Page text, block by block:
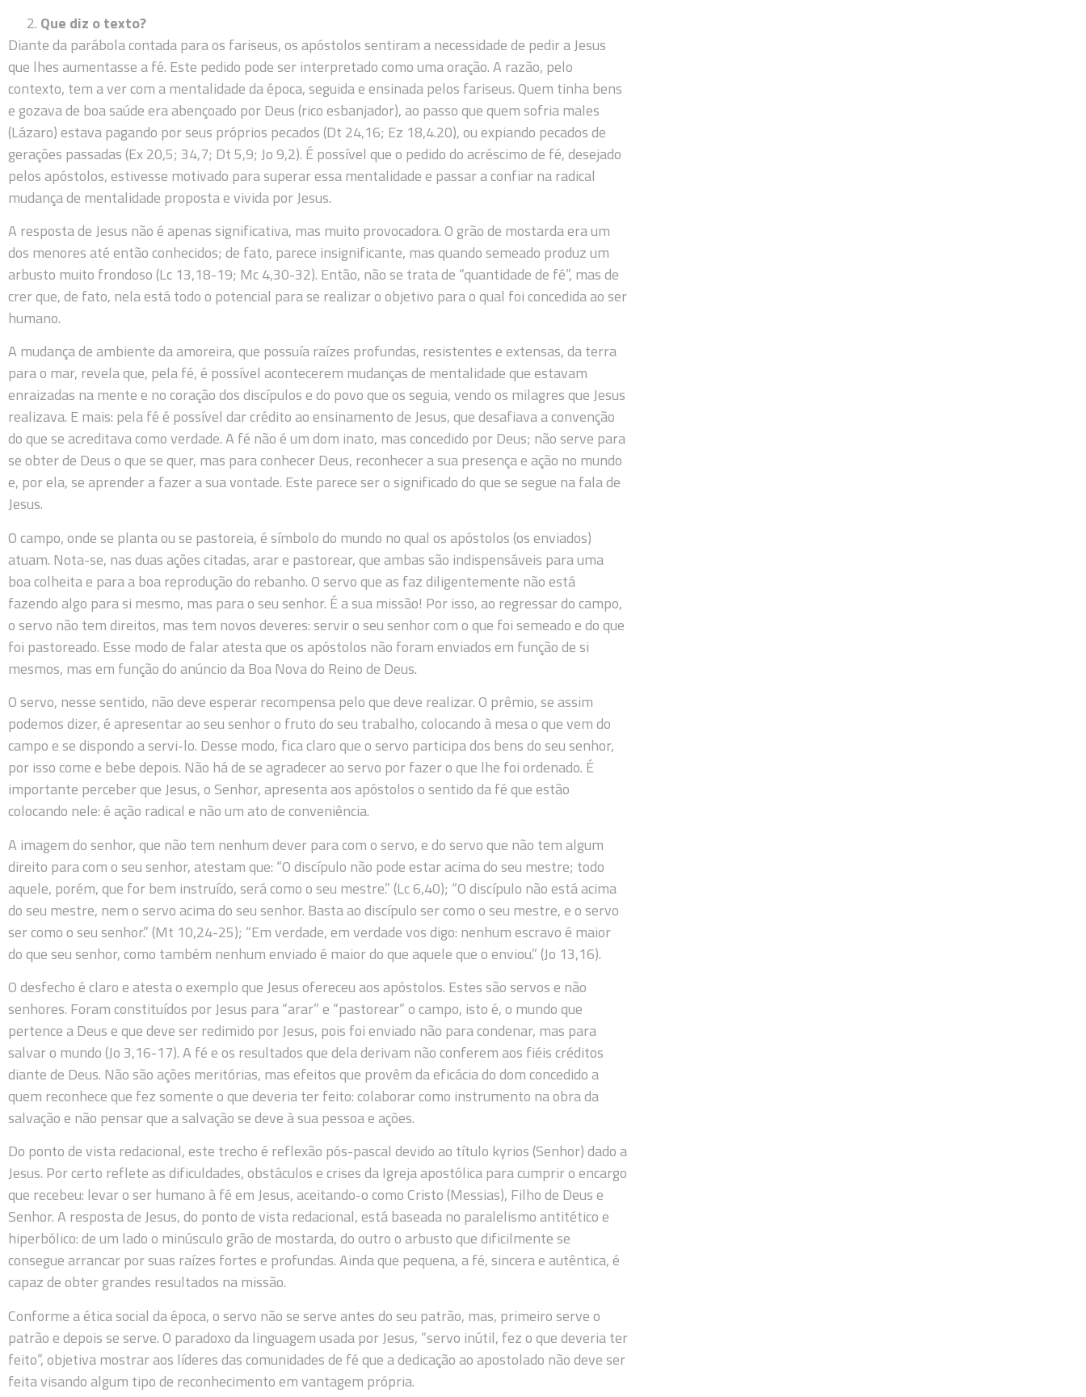
Que diz o texto?
Diante da parábola contada para os fariseus, os apóstolos sentiram a necessidade de pedir a Jesus
que lhes aumentasse a fé. Este pedido pode ser interpretado como uma oração. A razão, pelo
contexto, tem a ver com a mentalidade da época, seguida e ensinada pelos fariseus. Quem tinha bens
e gozava de boa saúde era abençoado por Deus (rico esbanjador), ao passo que quem sofria males
(Lázaro) estava pagando por seus próprios pecados (Dt 24,16; Ez 18,4.20), ou expiando pecados de
gerações passadas (Ex 20,5; 34,7; Dt 5,9; Jo 9,2). É possível que o pedido do acréscimo de fé, desejado
pelos apóstolos, estivesse motivado para superar essa mentalidade e passar a confiar na radical
mudança de mentalidade proposta e vivida por Jesus.
A resposta de Jesus não é apenas significativa, mas muito provocadora. O grão de mostarda era um
dos menores até então conhecidos; de fato, parece insignificante, mas quando semeado produz um
arbusto muito frondoso (Lc 13,18-19; Mc 4,30-32). Então, não se trata de “quantidade de fé”, mas de
crer que, de fato, nela está todo o potencial para se realizar o objetivo para o qual foi concedida ao ser
humano.
A mudança de ambiente da amoreira, que possuía raízes profundas, resistentes e extensas, da terra
para o mar, revela que, pela fé, é possível acontecerem mudanças de mentalidade que estavam
enraizadas na mente e no coração dos discípulos e do povo que os seguia, vendo os milagres que Jesus
realizava. E mais: pela fé é possível dar crédito ao ensinamento de Jesus, que desafiava a convenção
do que se acreditava como verdade. A fé não é um dom inato, mas concedido por Deus; não serve para
se obter de Deus o que se quer, mas para conhecer Deus, reconhecer a sua presença e ação no mundo
e, por ela, se aprender a fazer a sua vontade. Este parece ser o significado do que se segue na fala de
Jesus.
O campo, onde se planta ou se pastoreia, é símbolo do mundo no qual os apóstolos (os enviados)
atuam. Nota-se, nas duas ações citadas, arar e pastorear, que ambas são indispensáveis para uma
boa colheita e para a boa reprodução do rebanho. O servo que as faz diligentemente não está
fazendo algo para si mesmo, mas para o seu senhor. É a sua missão! Por isso, ao regressar do campo,
o servo não tem direitos, mas tem novos deveres: servir o seu senhor com o que foi semeado e do que
foi pastoreado. Esse modo de falar atesta que os apóstolos não foram enviados em função de si
mesmos, mas em função do anúncio da Boa Nova do Reino de Deus.
O servo, nesse sentido, não deve esperar recompensa pelo que deve realizar. O prêmio, se assim
podemos dizer, é apresentar ao seu senhor o fruto do seu trabalho, colocando à mesa o que vem do
campo e se dispondo a servi-lo. Desse modo, fica claro que o servo participa dos bens do seu senhor,
por isso come e bebe depois. Não há de se agradecer ao servo por fazer o que lhe foi ordenado. É
importante perceber que Jesus, o Senhor, apresenta aos apóstolos o sentido da fé que estão
colocando nele: é ação radical e não um ato de conveniência.
A imagem do senhor, que não tem nenhum dever para com o servo, e do servo que não tem algum
direito para com o seu senhor, atestam que: “O discípulo não pode estar acima do seu mestre; todo
aquele, porém, que for bem instruído, será como o seu mestre.” (Lc 6,40); “O discípulo não está acima
do seu mestre, nem o servo acima do seu senhor. Basta ao discípulo ser como o seu mestre, e o servo
ser como o seu senhor.” (Mt 10,24-25); “Em verdade, em verdade vos digo: nenhum escravo é maior
do que seu senhor, como também nenhum enviado é maior do que aquele que o enviou.” (Jo 13,16).
O desfecho é claro e atesta o exemplo que Jesus ofereceu aos apóstolos. Estes são servos e não
senhores. Foram constituídos por Jesus para “arar” e “pastorear” o campo, isto é, o mundo que
pertence a Deus e que deve ser redimido por Jesus, pois foi enviado não para condenar, mas para
salvar o mundo (Jo 3,16-17). A fé e os resultados que dela derivam não conferem aos fiéis créditos
diante de Deus. Não são ações meritórias, mas efeitos que provêm da eficácia do dom concedido a
quem reconhece que fez somente o que deveria ter feito: colaborar como instrumento na obra da
salvação e não pensar que a salvação se deve à sua pessoa e ações.
Do ponto de vista redacional, este trecho é reflexão pós-pascal devido ao título kyrios (Senhor) dado a
Jesus. Por certo reflete as dificuldades, obstáculos e crises da Igreja apostólica para cumprir o encargo
que recebeu: levar o ser humano à fé em Jesus, aceitando-o como Cristo (Messias), Filho de Deus e
Senhor. A resposta de Jesus, do ponto de vista redacional, está baseada no paralelismo antitético e
hiperbólico: de um lado o minúsculo grão de mostarda, do outro o arbusto que dificilmente se
consegue arrancar por suas raízes fortes e profundas. Ainda que pequena, a fé, sincera e autêntica, é
capaz de obter grandes resultados na missão.
Conforme a ética social da época, o servo não se serve antes do seu patrão, mas, primeiro serve o
patrão e depois se serve. O paradoxo da linguagem usada por Jesus, “servo inútil, fez o que deveria ter
feito”, objetiva mostrar aos líderes das comunidades de fé que a dedicação ao apostolado não deve ser
feita visando algum tipo de reconhecimento em vantagem própria.